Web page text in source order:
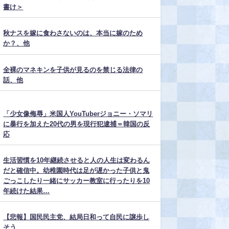
書け＞
秋ナスを嫁に食わさないのは、本当に嫁のため
か？、他
全裸のマネキンを子供が見るのを禁じる法律の
話、他
「少女像侮辱」米国人YouTuberジョニー・ソマリ
に暴行を加えた20代の男を現行犯逮捕＝韓国の反
応
生活習慣を10年継続させると人の人生は変わるん
だと確信中。幼稚園時代は足が遅かった子供と鬼
ごっこしたり一緒にサッカー教室に行ったりを10
年続けた結果…
【悲報】国民民主党、結局日和って自民に譲歩し
そう